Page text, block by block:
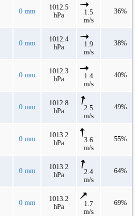
0 mm
1012.5
hPa
1.5
m/s
36%
0 mm
1012.4
hPa
1.9
m/s
38%
0 mm
1012.3
hPa
1.4
m/s
40%
0 mm
1012.8
hPa
2.5
m/s
49%
0 mm
1013.2
hPa
3.6
m/s
55%
0 mm
1013.2
hPa
2.4
m/s
64%
0 mm
1013.2
hPa
1.7
m/s
69%